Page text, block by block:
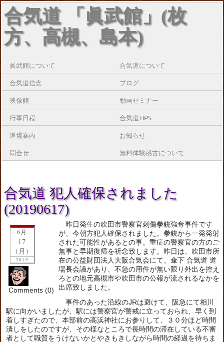
合気道 「眞武館」(枚
方、高槻、島本)
眞武館について 合気道について
合気道信念 ブログ
映像館 動画セミナー
行事日程 合気道TIPS
道場案内 お知らせ
問合せ 無料体験稽古について
合気道 犯人確保されました
(20190617)
6月
17
(月)
2019
Comments (0)
昨日発生の吹田市警察官刺傷拳銃強奪事件です
が、今朝方犯人確保されました。拳銃から一発発射
された可能性があるとの事。重症の警察官の方のご
無事と早期復帰を祈念致します。昨日は、吹田市所
在の公益財団法人大阪合気会にて、傘下 合気道 道
場長会議があり、不急の用件が無い限り外出を控え
ろとの地元高槻市や吹田市の公報が流されるなかを
出席致しました。
事件のあった沿線のJRは避けて、阪急にて相川
駅に向かいましたが、駅には警察官が警戒に立っておられ、早く到
着しすぎたので、本部前の高浜神社にお参りして、３０分ほど時間
潰しをしたのですが、その様なところで長時間の滞在している不審
者として職質をうけないかとやきもきしながら時間の経過を待ちま